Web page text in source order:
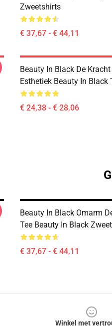
Zweetshirts
€ 37,67 - € 44,11
Beauty In Black De
Esthetiek Beauty In Black
€ 24,38 - € 28,06
Beauty In Black Omarm
Tee Beauty In Black
€ 37,67 - € 44,11
Winkel met